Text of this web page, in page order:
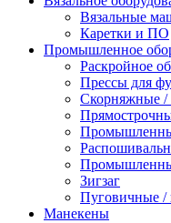
Вязальные
Каретки и ПО
Промышленное
Раскройное
Прессы для
Скорняжные /
Зигзаг
Пуговичные /
Манекены